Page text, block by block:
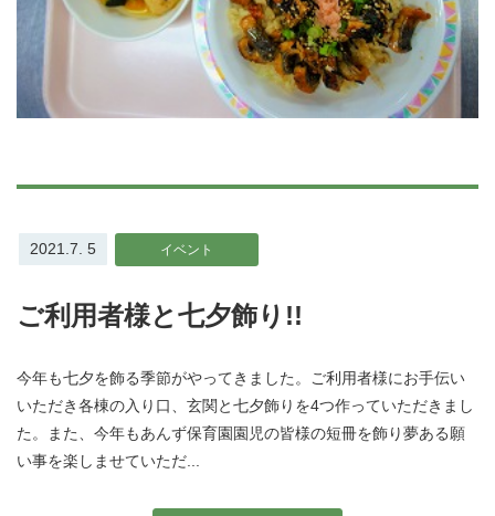
2021.7. 5 イベント
ご利用者様と七夕飾り!!
今年も七夕を飾る季節がやってきました。ご利用者様にお手伝い
いただき各棟の入り口、玄関と七夕飾りを4つ作っていただきまし
た。また、今年もあんず保育園園児の皆様の短冊を飾り夢ある願
い事を楽しませていただ...